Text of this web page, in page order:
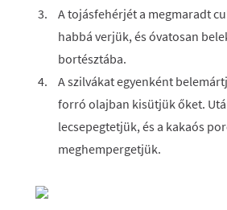
A tojásfehérjét a megmaradt
habbá verjük, és óvatosan
bortésztába.
A szilvákat egyenként
forró olajban kisütjük őket.
lecsepegtetjük, és a kakaós
meghempergetjük.